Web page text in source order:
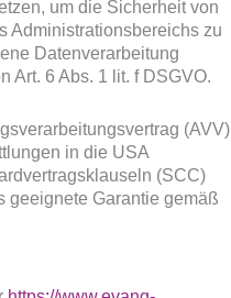
um die Sicherheit von
Administrationsbereichs zu
Datenverarbeitung
Art. 6 Abs. 1 lit. f DSGVO.
(AVV)
in die USA
(SCC)
geeignete Garantie gemäß